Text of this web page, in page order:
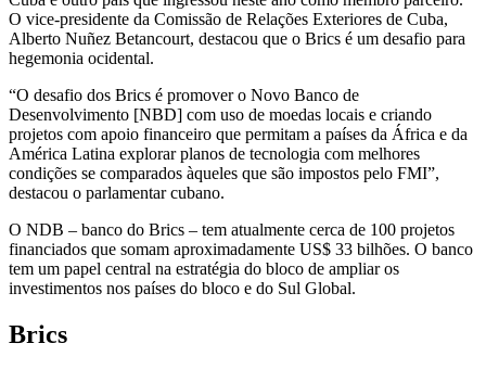
O vice-presidente da Comissão de Relações Exteriores de Cuba,
Alberto Nuñez Betancourt, destacou que o Brics é um desafio para
hegemonia ocidental.
“O desafio dos Brics é promover o Novo Banco de
Desenvolvimento [NBD] com uso de moedas locais e criando
projetos com apoio financeiro que permitam a países da África e da
América Latina explorar planos de tecnologia com melhores
condições se comparados àqueles que são impostos pelo FMI”,
destacou o parlamentar cubano.
O NDB – banco do Brics – tem atualmente cerca de 100 projetos
financiados que somam aproximadamente US$ 33 bilhões. O banco
tem um papel central na estratégia do bloco de ampliar os
investimentos nos países do bloco e do Sul Global.
Brics